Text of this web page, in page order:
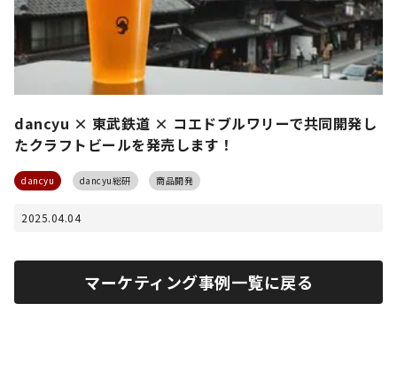
dancyu × 東武鉄道 × コエドブルワリーで共同開発し
たクラフトビールを発売します！
dancyu dancyu総研 商品開発
2025.04.04
マーケティング事例一覧に戻る